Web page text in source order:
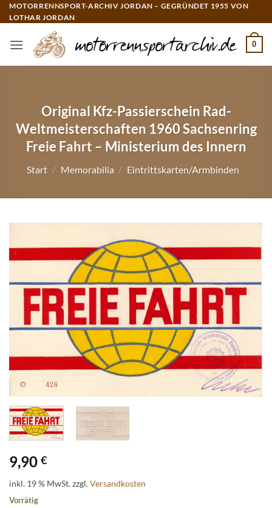
Zum
Inhalt
MOTORRENNSPORT-ARCHIV JORDAN – GEGRÜNDET 1955 VON
LOTHAR JORDAN
0
Original Kfz-Passierschein Rad-
Weltmeisterschaften 1960 Sachsenring
Freie Fahrt – Ministerium des Innern
Start / Memorabilia / Eintrittskarten/Armbinden
9,90 €
inkl. 19 % MwSt.zzgl.Versandkosten
Vorrätig